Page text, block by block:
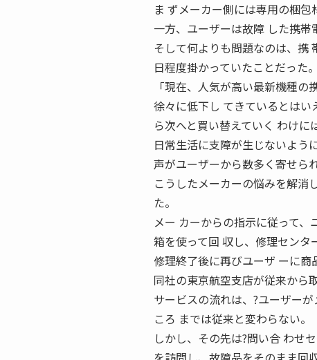
ま ずメーカー側には専用の梱包
一方、ユーザーは故障 した携帯
そして何よりも問題なのは、携
日程度掛かっていたことだった。
「現在、人気が高い最新機種
徐々に低下し てきているとは
ら次へと買い替えていく わけに
日常生活に支障が生じないよう
声がユーザーから数多く寄せら
こうしたメーカーの悩みを解消
た。
メー カーからの指示に従って
箱を使って回 収し、修理センタ
修理終了後に再びユーザ ーに商
同社の東京航空支店が従来から
サービスの流れは、?ユーザー
ころ までは従来と変わらない。
しかし、その先は?問い合 わせ